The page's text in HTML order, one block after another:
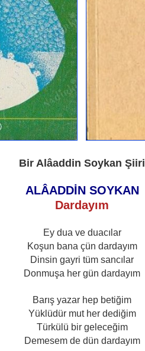
Bir Alâaddin Soykan Şiiri
ALÂADDİN SOYKAN
Dardayım
Ey dua ve duacılar
Koşun bana çün dardayım
Dinsin gayri tüm sancılar
Donmuşa her gün dardayım
Barış yazar hep betiğim
Yüklüdür mut her dediğim
Türkülü bir geleceğim
Demesem de dün dardayım